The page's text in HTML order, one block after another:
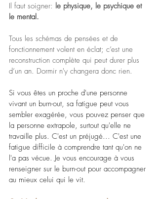
Il faut soigner: le physique, le psychique et
le mental.
Tous les schémas de pensées et de
fonctionnement volent en éclat; c’est une
reconstruction complète qui peut durer plus
d’un an. Dormir n'y changera donc rien.
Si vous êtes un proche d'une personne
vivant un burn-out, sa fatigue peut vous
sembler exagérée, vous pouvez penser que
la personne extrapole, surtout qu'elle ne
travaille plus. C'est un préjugé... C'est une
fatigue difficile à comprendre tant qu'on ne
l'a pas vécue. Je vous encourage à vous
renseigner sur le burn-out pour accompagner
au mieux celui qui le vit.